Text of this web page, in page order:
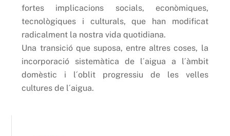
fortes implicacions socials, econòmiques,
tecnològiques i culturals, que han modificat
radicalment la nostra vida quotidiana.
Una transició que suposa, entre altres coses, la
incorporació sistemàtica de l´aigua a l´àmbit
domèstic i l´oblit progressiu de les velles
cultures de l´aigua.